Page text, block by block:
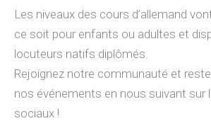
Les niveaux des cours d’allemand
ce soit pour enfants ou adultes et
locuteurs natifs diplômés.
Rejoignez notre communauté et
nos événements en nous suivant sur
sociaux !